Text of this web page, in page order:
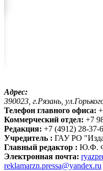
Адрес:
390023, г.Рязань,
Телефон главного офиса:
Коммерческий отдел: +7
Редакция: +7 (4912) 28-37-
Учредитель : ГАУ РО
Главный редактор : Ю.Ф.
Электронная почта:
reklamarzn.pressa@yandex.ru